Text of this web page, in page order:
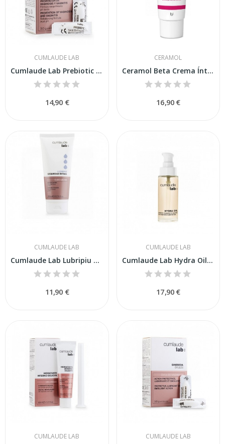
CUMLAUDE LAB
Cumlaude Lab Prebiotic Óvulos Vaginales 10 uds
14,90 €
CERAMOL
Ceramol Beta Crema Íntima 50ml
16,90 €
CUMLAUDE LAB
Cumlaude Lab Lubripiu Óleo Leche Higiene Íntima...
11,90 €
CUMLAUDE LAB
Cumlaude Lab Hydra Oil Hidratación Vulvar 30ml
17,90 €
CUMLAUDE LAB CUMLAUDE LAB